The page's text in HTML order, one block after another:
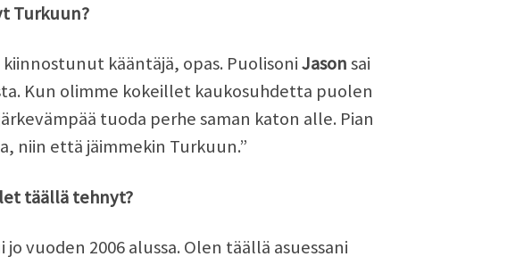
Turkuun?
kääntäjä, opas. PuolisoniJasonsai
Kun olimme kokeillet kaukosuhdetta puolen
tuoda perhe saman katon alle. Pian
niin että jäimmekin Turkuun.”
täällä tehnyt?
vuoden 2006 alussa. Olen täällä asuessani